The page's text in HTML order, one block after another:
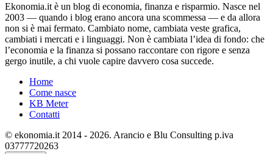
Ekonomia.it è un blog di economia, finanza e risparmio. Nasce nel
2003 — quando i blog erano ancora una scommessa — e da allora
non si è mai fermato. Cambiato nome, cambiata veste grafica,
cambiati i mercati e i linguaggi. Non è cambiata l’idea di fondo: che
l’economia e la finanza si possano raccontare con rigore e senza
gergo inutile, a chi vuole capire davvero cosa succede.
Home
Come nasce
KB Meter
Contatti
© ekonomia.it 2014 - 2026. Arancio e Blu Consulting p.iva
03777720263